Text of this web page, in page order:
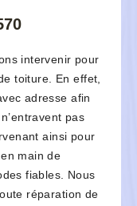
intervenir pour
toiture. En effet,
adresse afin
pas
ainsi pour
main de
fiables. Nous
réparation de